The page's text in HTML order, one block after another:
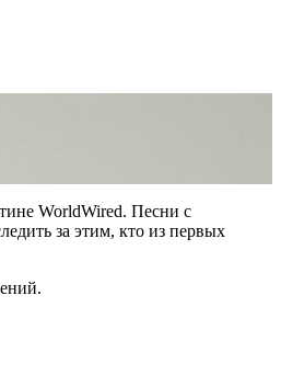
WorldWired. Песни с
за этим, кто из первых